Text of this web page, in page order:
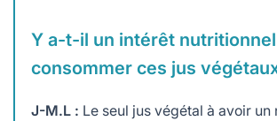
Y a-t-il un intérêt
consommer ces jus
J-M.L : Le seul jus végétal à avoir un